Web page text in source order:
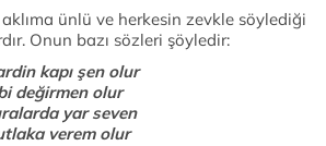
ünlü ve herkesin zevkle söylediği
Onun bazı sözleri şöyledir:
kapı şen olur
değirmen olur
yar seven
verem olur